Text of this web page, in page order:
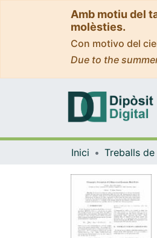
Amb motiu del
molèsties.
Con motivo del
Due to the
Inici Treballs